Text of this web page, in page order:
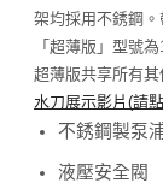
架均採用不銹鋼
「超薄版」型號
超薄版共享所有其
水刀展示影片 (請
不銹鋼製泵
液壓安全閥